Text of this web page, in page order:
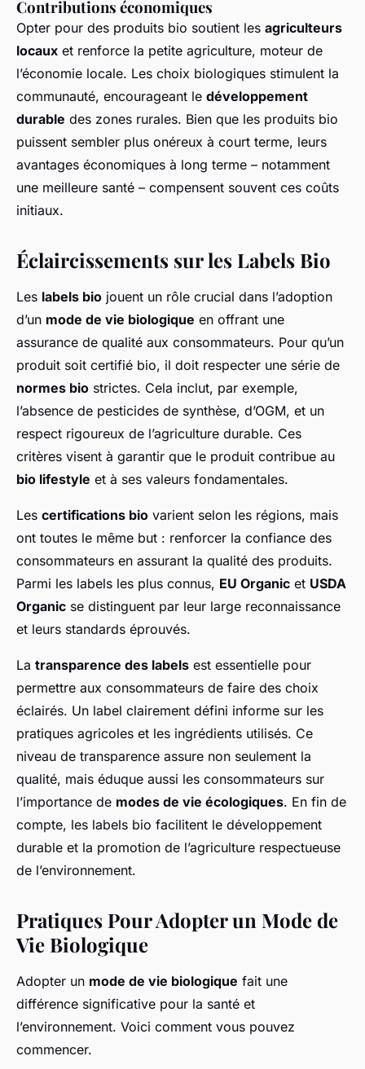
Contributions économiques
Opter pour des produits bio soutient les agriculteurs
locaux et renforce la petite agriculture, moteur de
l’économie locale. Les choix biologiques stimulent la
communauté, encourageant le développement
durable des zones rurales. Bien que les produits bio
puissent sembler plus onéreux à court terme, leurs
avantages économiques à long terme – notamment
une meilleure santé – compensent souvent ces coûts
initiaux.
Éclaircissements sur les Labels Bio
Les labels bio jouent un rôle crucial dans l’adoption
d’un mode de vie biologique en offrant une
assurance de qualité aux consommateurs. Pour qu’un
produit soit certifié bio, il doit respecter une série de
normes bio strictes. Cela inclut, par exemple,
l’absence de pesticides de synthèse, d’OGM, et un
respect rigoureux de l’agriculture durable. Ces
critères visent à garantir que le produit contribue au
bio lifestyle et à ses valeurs fondamentales.
Les certifications bio varient selon les régions, mais
ont toutes le même but : renforcer la confiance des
consommateurs en assurant la qualité des produits.
Parmi les labels les plus connus, EU Organic et USDA
Organic se distinguent par leur large reconnaissance
et leurs standards éprouvés.
La transparence des labels est essentielle pour
permettre aux consommateurs de faire des choix
éclairés. Un label clairement défini informe sur les
pratiques agricoles et les ingrédients utilisés. Ce
niveau de transparence assure non seulement la
qualité, mais éduque aussi les consommateurs sur
l’importance de modes de vie écologiques. En fin de
compte, les labels bio facilitent le développement
durable et la promotion de l’agriculture respectueuse
de l’environnement.
Pratiques Pour Adopter un Mode de
Vie Biologique
Adopter un mode de vie biologique fait une
différence significative pour la santé et
l’environnement. Voici comment vous pouvez
commencer.